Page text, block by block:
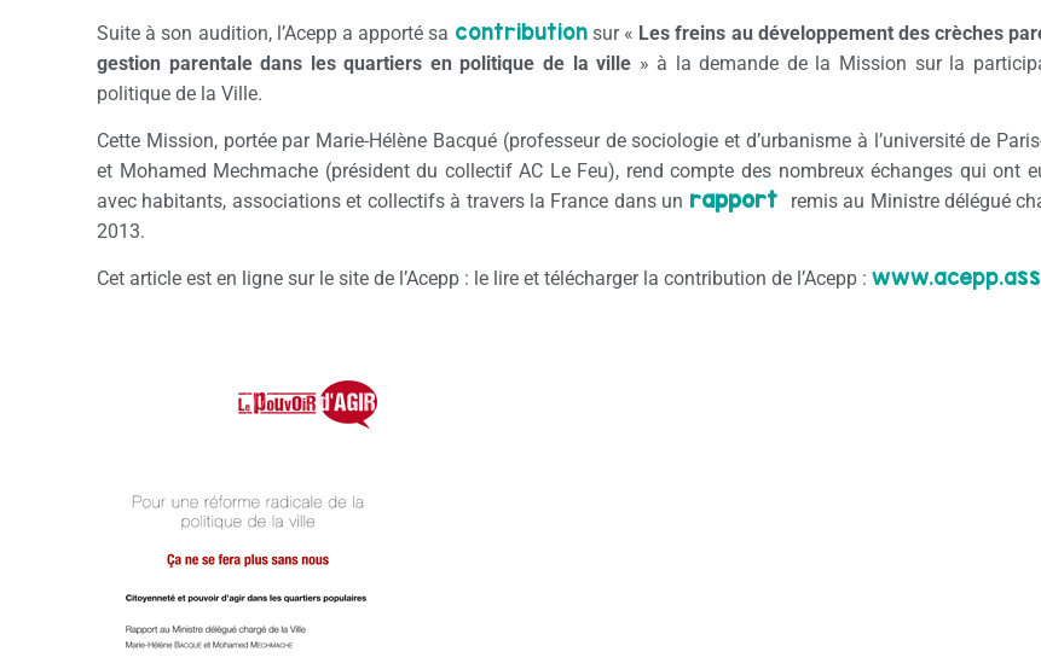
Suite à son audition, l’Acepp a apporté sa contributionsur « Les freins au développement des crèches
gestion parentale dans les quartiers en politique de la ville » à la demande de la Mission sur la
politique de la Ville.
Cette Mission, portée par Marie-Hélène Bacqué (professeur de sociologie et d’urbanisme à l’université de
et Mohamed Mechmache (président du collectif AC Le Feu), rend compte des nombreux échanges qui ont
avec habitants, associations et collectifs à travers la France dans un rapport
remis au Ministre délégué
2013.
Cet article est en ligne sur le site de l’Acepp : le lire et télécharger la contribution de l’Acepp :